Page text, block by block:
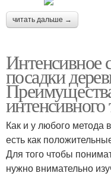
читать дальше →
Интенсивное
посадки
интенсивного
Как и у любого метода
есть как
Для того чтобы
нужно внимательно